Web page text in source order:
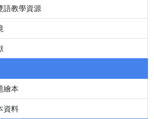
語教學資源
繪本
資料